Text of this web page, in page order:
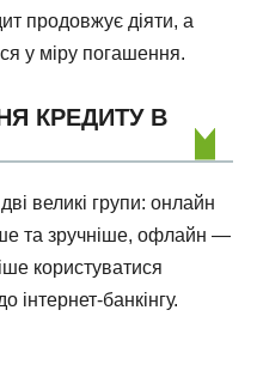
продовжує діяти, а
у міру погашення.
КРЕДИТУ В
великі групи: онлайн
та зручніше, офлайн —
користуватися
інтернет-банкінгу.